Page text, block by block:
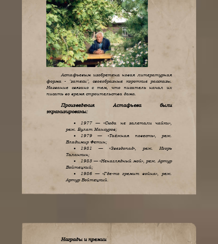
Астафьевым изобретена новая литературная
форма - "затеси", своеобразные короткие рассказы.
Название связано с тем, что писатель начал их
писать во время строительства дома.
Произведения Астафьева были
экранизированы:
1977 — «Сюда не залетали чайки»,
реж. Булат Мансуров;
1979 — «Таёжная повесть», реж.
Владимир Фетин;
1981 — «Звездопад», реж. Игорь
Таланкин;
1983 — «Ненаглядный мой», реж. Артур
Войтецкий;
1986 — «Где-то гремит война», реж.
Артур Войтецкий.
Награды и премии